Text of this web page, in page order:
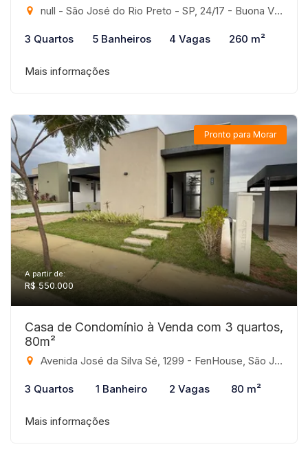
null - São José do Rio Preto - SP, 24/17 - Buona Vita, São José do Rio Preto-SP
3 Quartos 5 Banheiros 4 Vagas 260 m²
Mais informações
Pronto para Morar
A partir de:
R$ 550.000
Casa de Condomínio à Venda com 3 quartos,
80m²
Avenida José da Silva Sé, 1299 - FenHouse, São José do Rio Preto-SP
3 Quartos 1 Banheiro 2 Vagas 80 m²
Mais informações